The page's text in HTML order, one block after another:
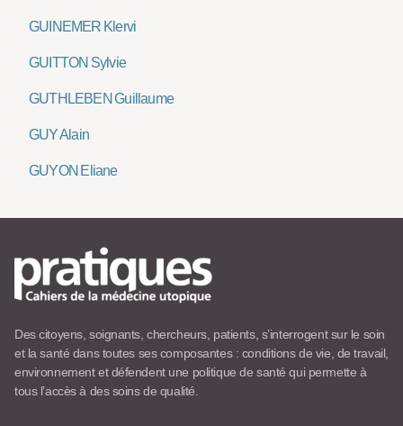
GUINEMER Klervi
GUITTON Sylvie
GUTHLEBEN Guillaume
GUY Alain
GUYON Eliane
Des citoyens, soignants, chercheurs, patients, s’interrogent sur le soin
et la santé dans toutes ses composantes : conditions de vie, de travail,
environnement et défendent une politique de santé qui permette à
tous l’accès à des soins de qualité.